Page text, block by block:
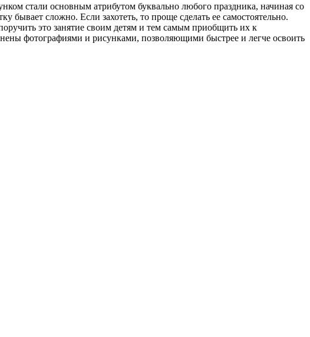
стали основным атрибутом буквально любого праздника, начиная со
сложно. Если захотеть, то проще сделать ее самостоятельно.
это занятие своим детям и тем самым приобщить их к
фотографиями и рисунками, позволяющими быстрее и легче освоить